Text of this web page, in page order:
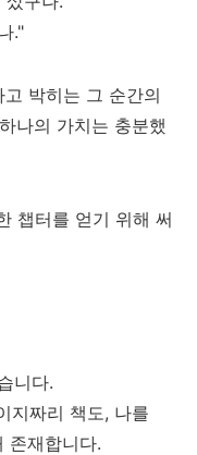
."
박히는 그 순간의
나의 가치는 충분했
챕터를 얻기 위해 써
니다.
지짜리 책도, 나를
존재합니다.